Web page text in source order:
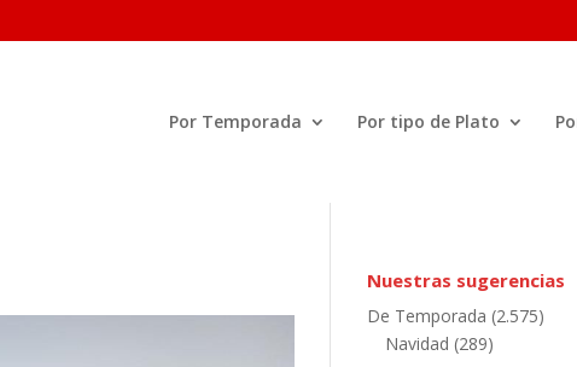
Por Temporada Por tipo de Plato
Nuestras sugerencias
De Temporada (2.575)
Navidad (289)